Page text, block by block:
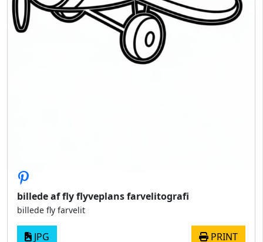
billede af fly flyveplans farvelitografi
billede fly farvelit
JPG PRINT